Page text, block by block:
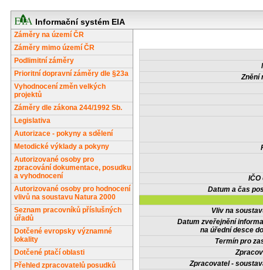
Informační systém EIA
Záměry na území ČR
Záměry mimo území ČR
Podlimitní záměry
Prioritní dopravní záměry dle §23a
Vyhodnocení změn velkých
projektů
Záměry dle zákona 244/1992 Sb.
Legislativa
Autorizace - pokyny a sdělení
Metodické výklady a pokyny
Autorizované osoby pro
zpracování dokumentace, posudku
a vyhodnocení
Autorizované osoby pro hodnocení
vlivů na soustavu Natura 2000
Seznam pracovníků příslušných
úřadů
Dotčené evropsky významné
lokality
Dotčené ptačí oblasti
Přehled zpracovatelů posudků
Znění
IČO
Datum a čas
Vliv na
Datum zveřejnění
na úřední desce
Termín pro
Zpracovatel -